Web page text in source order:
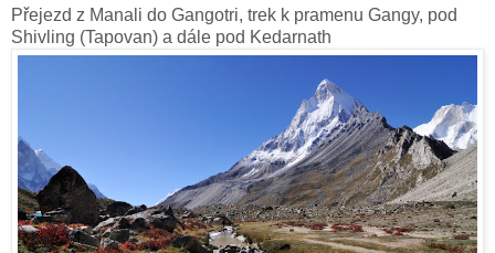
Přejezd z Manali do Gangotri, trek k pramenu Gangy, pod
Shivling (Tapovan) a dále pod Kedarnath